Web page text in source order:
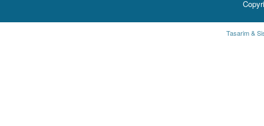
Tasarim &